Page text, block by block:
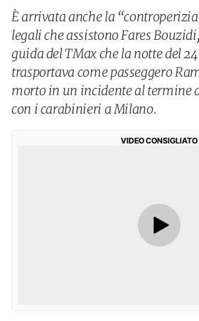
È arrivata anche la
legali che assistono Fares
guida del TMax che la notte del
trasportava come passeggero
morto in un incidente al termine
con i carabinieri a Milano.
VIDEO CONSIGLIATO